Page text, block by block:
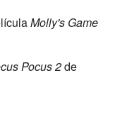
Molly's Game
Pocus 2de